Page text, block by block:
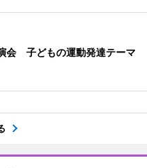
会 子どもの運動発達テーマ